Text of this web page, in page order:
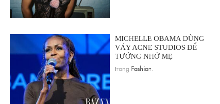
MICHELLE OBAMA DÙNG
VÁY ACNE STUDIOS ĐỂ
TƯỞNG NHỚ MẸ
trong Fashion